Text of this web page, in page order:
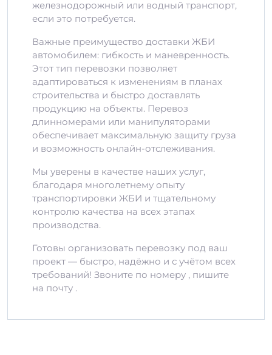
железнодорожный или водный транспорт,
если это потребуется.
Важные преимущество доставки ЖБИ
автомобилем: гибкость и маневренность.
Этот тип перевозки позволяет
адаптироваться к изменениям в планах
строительства и быстро доставлять
продукцию на объекты. Перевоз
длинномерами или манипуляторами
обеспечивает максимальную защиту груза
и возможность онлайн-отслеживания.
Мы уверены в качестве наших услуг,
благодаря многолетнему опыту
транспортировки ЖБИ и тщательному
контролю качества на всех этапах
производства.
Готовы организовать перевозку под ваш
проект — быстро, надёжно и с учётом всех
требований! Звоните по номеру , пишите
на почту .